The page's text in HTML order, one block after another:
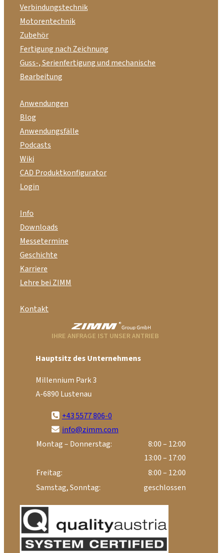
Verbindungstechnik
Motorentechnik
Zubehör
Fertigung nach Zeichnung
Guss-, Serienfertigung und mechanische
Bearbeitung
Anwendungen
Blog
Anwendungsfälle
Podcasts
Wiki
CAD Produktkonfigurator
Login
Info
Downloads
Messetermine
Geschichte
Karriere
Lehre bei ZIMM
Kontakt
IHRE ANFRAGE IST UNSER ANTRIEB
Hauptsitz des Unternehmens
Millennium Park 3
A-6890 Lustenau
+43 5577 806-0
info@zimm.com
Montag – Donnerstag:
8:00 – 12:00
13:00 – 17:00
Freitag:
8:00 – 12:00
Samstag, Sonntag:
geschlossen